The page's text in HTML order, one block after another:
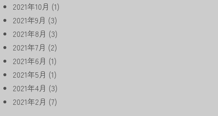
2021年10月 (1)
2021年9月 (3)
2021年8月 (3)
2021年7月 (2)
2021年6月 (1)
2021年5月 (1)
2021年4月 (3)
2021年2月 (7)